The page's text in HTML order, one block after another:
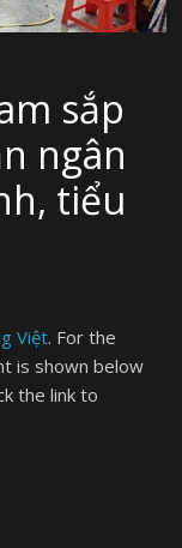
sắp
ngân
tiểu
Việt. For the
is shown below
the link to